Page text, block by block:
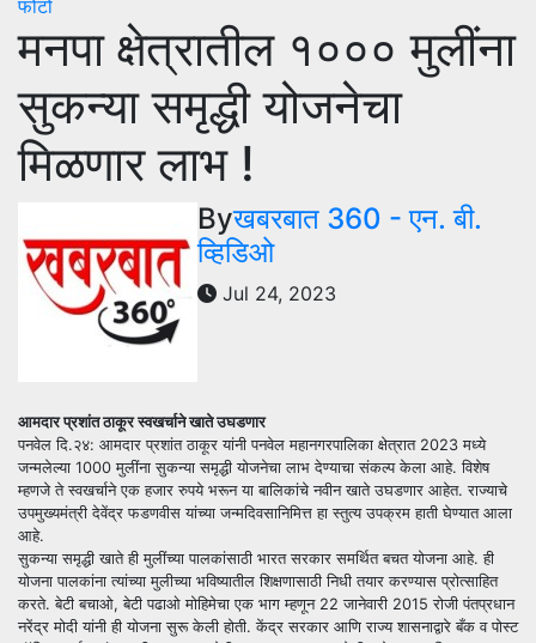
फोटो
मनपा क्षेत्रातील १००० मुलींना
सुकन्या समृद्धी योजनेचा
मिळणार लाभ !
Byखबरबात 360 - एन. बी.
व्हिडिओ
Jul 24, 2023
आमदार प्रशांत ठाकूर स्वखर्चाने खाते उघडणार
पनवेल दि.२४: आमदार प्रशांत ठाकूर यांनी पनवेल महानगरपालिका क्षेत्रात 2023 मध्ये
जन्मलेल्या 1000 मुलींना सुकन्या समृद्धी योजनेचा लाभ देण्याचा संकल्प केला आहे. विशेष
म्हणजे ते स्वखर्चाने एक हजार रुपये भरून या बालिकांचे नवीन खाते उघडणार आहेत. राज्याचे
उपमुख्यमंत्री देवेंद्र फडणवीस यांच्या जन्मदिवसानिमित्त हा स्तुत्य उपक्रम हाती घेण्यात आला
आहे.
सुकन्या समृद्धी खाते ही मुलींच्या पालकांसाठी भारत सरकार समर्थित बचत योजना आहे. ही
योजना पालकांना त्यांच्या मुलीच्या भविष्यातील शिक्षणासाठी निधी तयार करण्यास प्रोत्साहित
करते. बेटी बचाओ, बेटी पढाओ मोहिमेचा एक भाग म्हणून 22 जानेवारी 2015 रोजी पंतप्रधान
नरेंद्र मोदी यांनी ही योजना सुरू केली होती. केंद्र सरकार आणि राज्य शासनाद्वारे बँक व पोस्ट